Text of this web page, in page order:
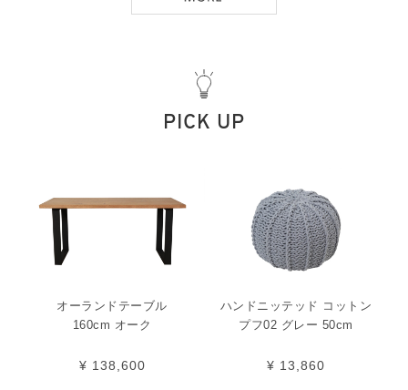
PICK UP
オーランドテーブル
160cm オーク
¥ 138,600
ハンドニッテッド コットン
プフ02 グレー 50cm
¥ 13,860